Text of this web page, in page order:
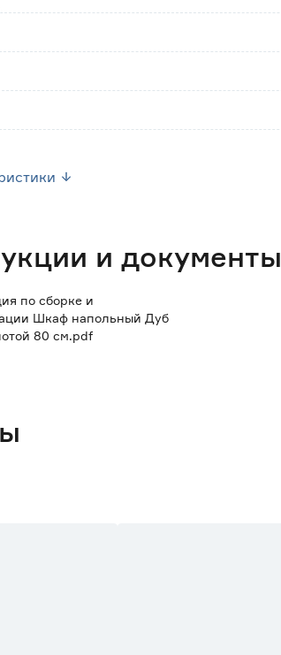
и документы
по сборке и
Шкаф напольный Дуб
80 см.pdf